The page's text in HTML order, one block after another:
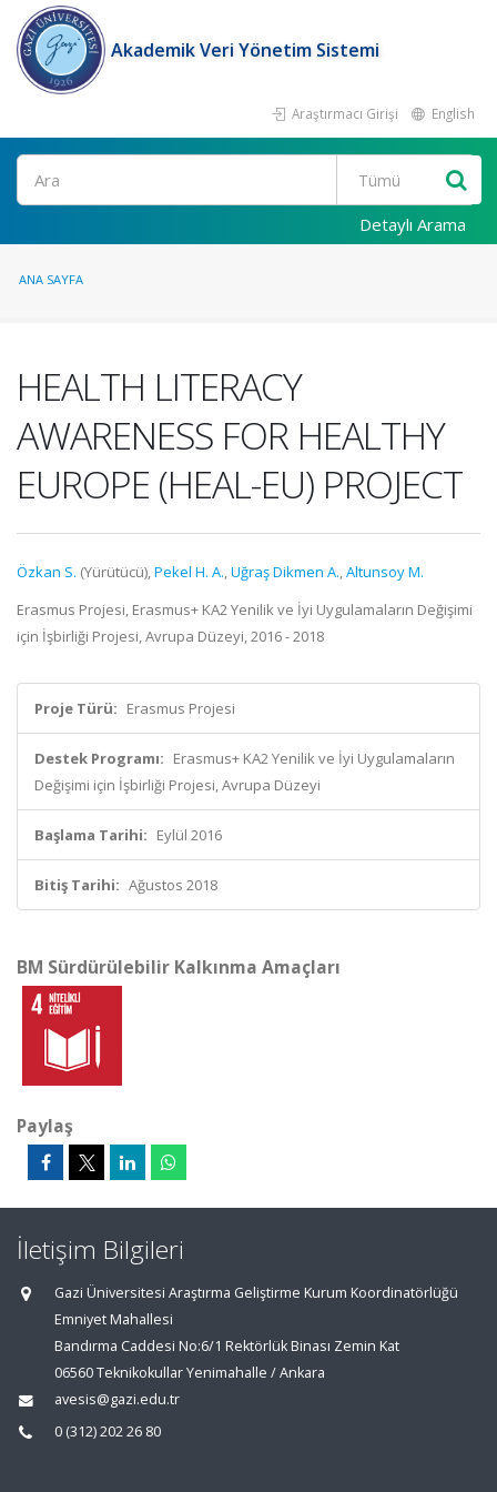
Akademik Veri Yönetim Sistemi
Araştırmacı Girişi English
Ara
Detaylı Arama
ANA SAYFA
HEALTH LITERACY
AWARENESS FOR HEALTHY
EUROPE (HEAL-EU) PROJECT
Özkan S. (Yürütücü),Pekel H. A.,Uğraş Dikmen A.,Altunsoy M.
Erasmus Projesi, Erasmus+ KA2 Yenilik ve İyi Uygulamaların Değişimi
için İşbirliği Projesi, Avrupa Düzeyi, 2016 - 2018
Proje Türü: Erasmus Projesi
Destek Programı: Erasmus+ KA2 Yenilik ve İyi Uygulamaların
Değişimi için İşbirliği Projesi, Avrupa Düzeyi
Başlama Tarihi: Eylül 2016
Bitiş Tarihi: Ağustos 2018
BM Sürdürülebilir Kalkınma Amaçları
Paylaş
İletişim Bilgileri
Gazi Üniversitesi Araştırma Geliştirme Kurum Koordinatörlüğü
Emniyet Mahallesi
Bandırma Caddesi No:6/1 Rektörlük Binası Zemin Kat
06560 Teknikokullar Yenimahalle / Ankara
avesis@gazi.edu.tr
0 (312) 202 26 80